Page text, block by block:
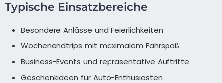
Typische Einsatzbereiche
Besondere Anlässe und Feierlichkeiten
Wochenendtrips mit maximalem Fahrspaß
Business-Events und repräsentative Auftritte
Geschenkideen für Auto-Enthusiasten